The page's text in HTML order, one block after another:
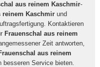
aus reinem Kaschmir-
reinem Kaschmir und
Kontaktieren
Frauenschal aus reinem
Zeit antworten,
aus reinem
besseren Service bieten.